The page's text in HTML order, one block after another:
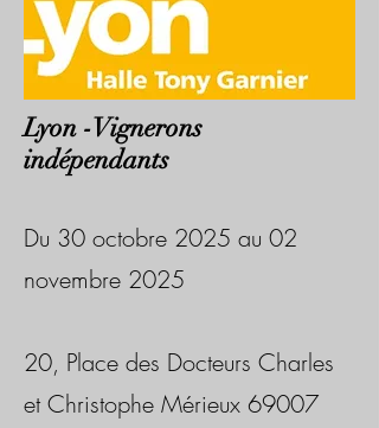
Lyon -Vignerons
indépendants
Du 30 octobre 2025 au 02
novembre 2025
20, Place des Docteurs Charles
et Christophe Mérieux 69007